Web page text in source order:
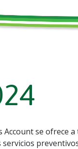
Account se ofrece a
servicios